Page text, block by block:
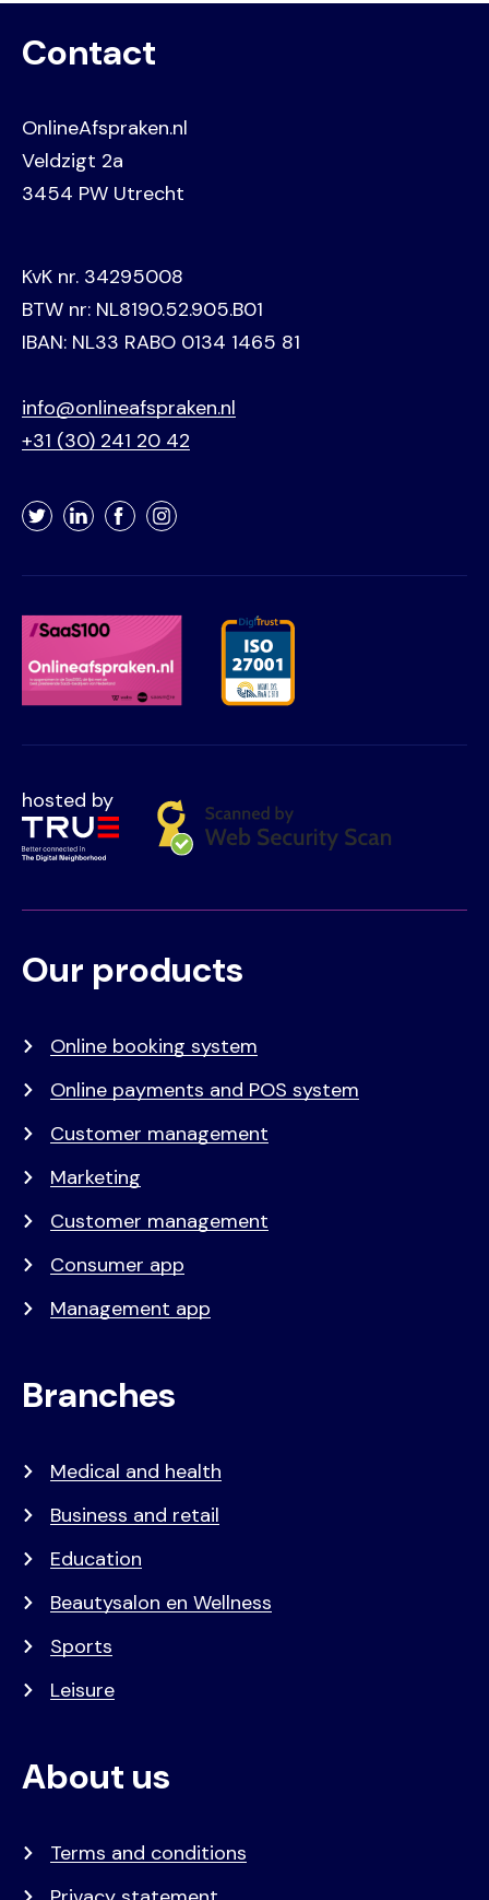
Contact
OnlineAfspraken.nl
Veldzigt 2a
3454 PW Utrecht
KvK nr. 34295008
BTW nr: NL8190.52.905.B01
IBAN: NL33 RABO 0134 1465 81
info@onlineafspraken.nl
+31 (30) 241 20 42
TwitterLinkedInFacebookInstagram
hosted by
Voet
Primair
Our products
Online booking system
Online payments and POS system
Customer management
Marketing
Customer management
Consumer app
Management app
Branches
Medical and health
Business and retail
Education
Beautysalon en Wellness
Sports
Leisure
About us
Terms and conditions